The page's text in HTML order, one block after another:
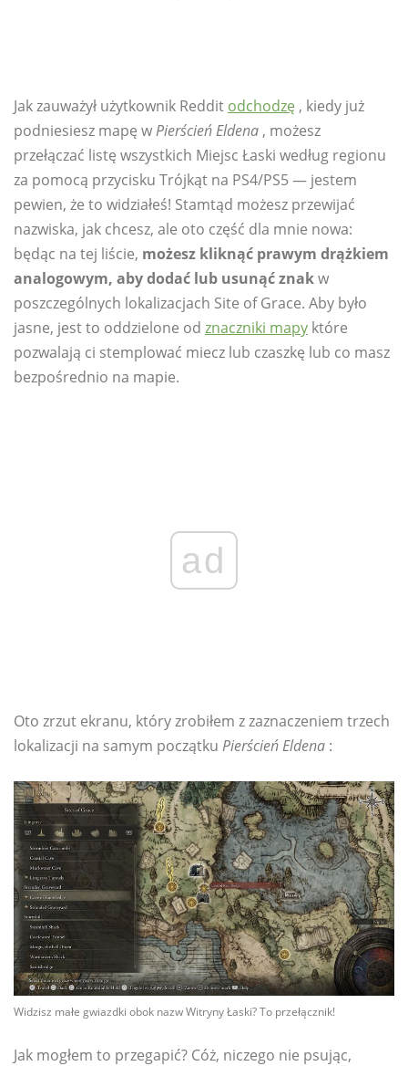
Jak zauważył użytkownik Reddit odchodzę , kiedy już
podniesiesz mapę wPierścień Eldena , możesz
przełączać listę wszystkich Miejsc Łaski według regionu
za pomocą przycisku Trójkąt na PS4/PS5 — jestem
pewien, że to widziałeś! Stamtąd możesz przewijać
nazwiska, jak chcesz, ale oto część dla mnie nowa:
będąc na tej liście, możesz kliknąć prawym drążkiem
analogowym, aby dodać lub usunąć znakw
poszczególnych lokalizacjach Site of Grace. Aby było
jasne, jest to oddzielone od znaczniki mapy które
pozwalają ci stemplować miecz lub czaszkę lub co masz
bezpośrednio na mapie.
ad
Oto zrzut ekranu, który zrobiłem z zaznaczeniem trzech
lokalizacji na samym początku Pierścień Eldena :
Widzisz małe gwiazdki obok nazw Witryny Łaski? To przełącznik!
Jak mogłem to przegapić? Cóż, niczego nie psując,